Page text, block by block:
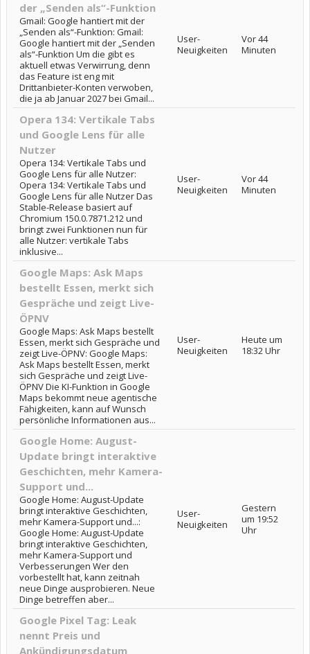
der „Senden als“-Funktion
Gmail: Google hantiert mit der
„Senden als“-Funktion: Gmail:
Google hantiert mit der „Senden
als“-Funktion Um die gibt es
aktuell etwas Verwirrung, denn
das Feature ist eng mit
Drittanbieter-Konten verwoben,
die ja ab Januar 2027 bei Gmail...
User-
Neuigkeiten
Vor 44
Minuten
Opera 134: Vertikale Tabs
und Google Lens für alle
Nutzer
Opera 134: Vertikale Tabs und
Google Lens für alle Nutzer:
Opera 134: Vertikale Tabs und
Google Lens für alle Nutzer Das
Stable-Release basiert auf
Chromium 150.0.7871.212 und
bringt zwei Funktionen nun für
alle Nutzer: vertikale Tabs
inklusive...
User-
Neuigkeiten
Vor 44
Minuten
Google Maps: Ask Maps
bestellt Essen, merkt sich
Gespräche und zeigt Live-
ÖPNV
Google Maps: Ask Maps bestellt
Essen, merkt sich Gespräche und
zeigt Live-ÖPNV: Google Maps:
Ask Maps bestellt Essen, merkt
sich Gespräche und zeigt Live-
ÖPNV Die KI-Funktion in Google
Maps bekommt neue agentische
Fähigkeiten, kann auf Wunsch
persönliche Informationen aus...
User-
Neuigkeiten
Heute um
18:32 Uhr
Google Home: August-
Update bringt interaktive
Geschichten, mehr Kamera-
Support und...
Google Home: August-Update
bringt interaktive Geschichten,
mehr Kamera-Support und...:
Google Home: August-Update
bringt interaktive Geschichten,
mehr Kamera-Support und
Verbesserungen Wer den
vorbestellt hat, kann zeitnah
neue Dinge ausprobieren. Neue
Dinge betreffen aber...
User-
Neuigkeiten
Gestern
um 19:52
Uhr
Google Pixel Tag: Leak
nennt Preis und
Ankündigungsdatum